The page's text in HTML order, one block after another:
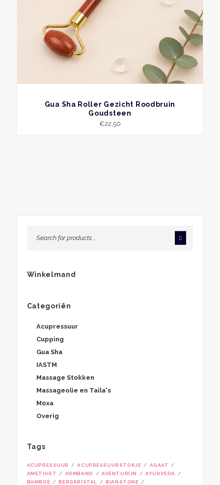
BEKIJK
Gua Sha Roller Gezicht Roodbruin
Goudsteen
€22,50
Winkelmand
Categoriën
Acupressuur
Cupping
Gua Sha
IASTM
Massage Stokken
Massageolie en Taila's
Moxa
Overig
Tags
ACUPRESSUUR ACUPRESSUURSTOKJE
AGAAT
AMETHIST
ARMBAND AVENTURIJN
AYURVEDA
BAMBOE
BERGKRISTAL
BIANSTONE